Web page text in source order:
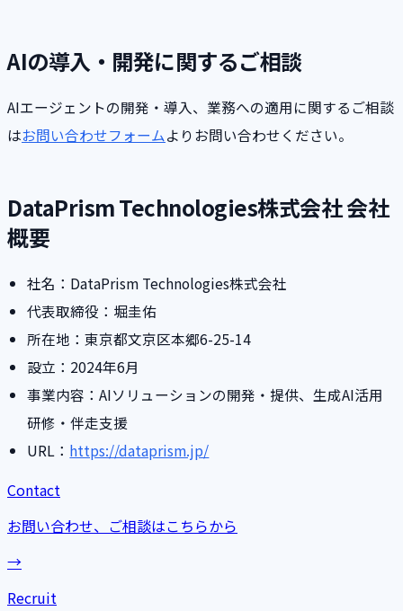
AIの導入・開発に関するご相談
AIエージェントの開発・導入、業務への適用に関するご相談
はお問い合わせフォームよりお問い合わせください。
DataPrism Technologies株式会社 会社
概要
社名：DataPrism Technologies株式会社
代表取締役：堀圭佑
所在地：東京都文京区本郷6-25-14
設立：2024年6月
事業内容：AIソリューションの開発・提供、生成AI活用
研修・伴走支援
URL： https://dataprism.jp/
Contact
お問い合わせ、ご相談はこちらから
→
Recruit